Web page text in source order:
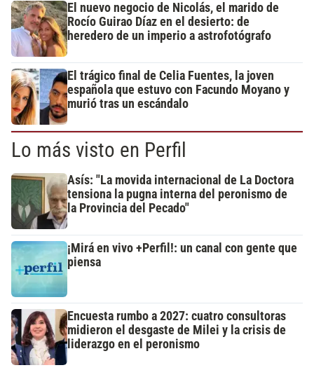
El nuevo negocio de Nicolás, el marido de
Rocío Guirao Díaz en el desierto: de
heredero de un imperio a astrofotógrafo
El trágico final de Celia Fuentes, la joven
española que estuvo con Facundo Moyano y
murió tras un escándalo
Lo más visto en Perfil
Asís: "La movida internacional de La Doctora
tensiona la pugna interna del peronismo de
la Provincia del Pecado"
¡Mirá en vivo +Perfil!: un canal con gente que
piensa
Encuesta rumbo a 2027: cuatro consultoras
midieron el desgaste de Milei y la crisis de
liderazgo en el peronismo